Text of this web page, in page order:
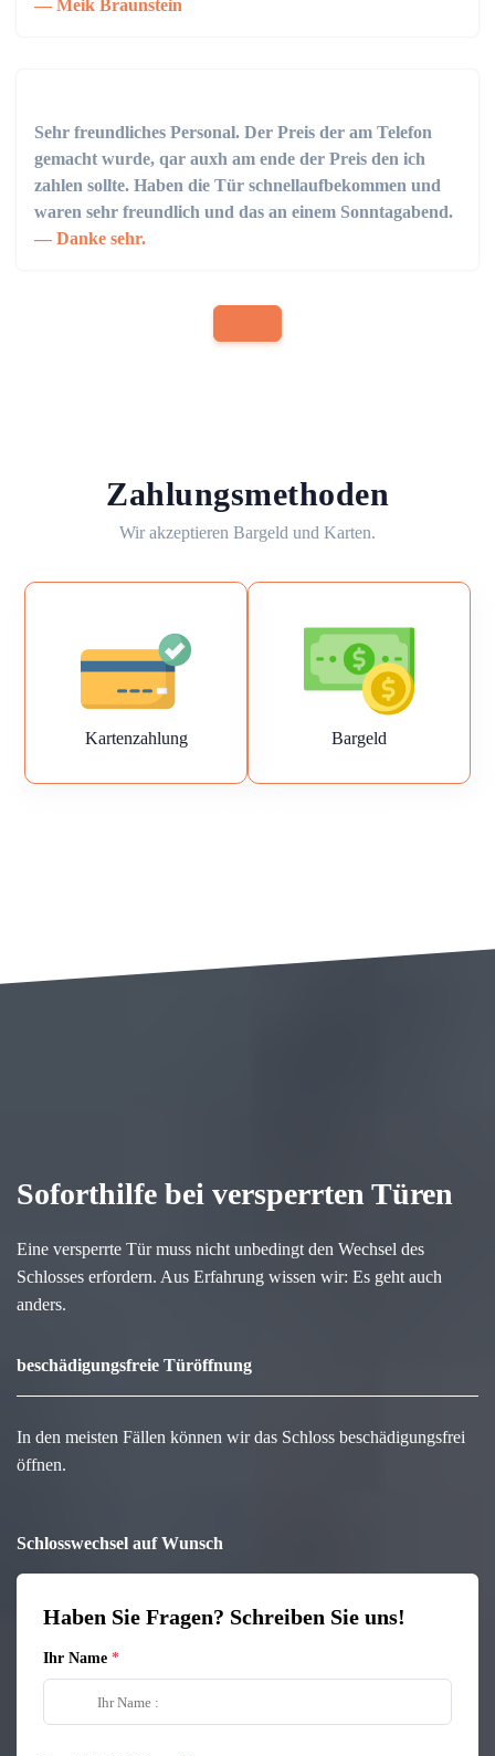
Meik Braunstein
Sehr freundliches Personal. Der Preis der am Telefon
gemacht wurde, qar auxh am ende der Preis den ich
zahlen sollte. Haben die Tür schnellaufbekommen und
waren sehr freundlich und das an einem Sonntagabend.
Danke sehr.
Zahlungsmethoden
Wir akzeptieren Bargeld und Karten.
Kartenzahlung Bargeld
Soforthilfe bei versperrten Türen
Eine versperrte Tür muss nicht unbedingt den Wechsel des
Schlosses erfordern. Aus Erfahrung wissen wir: Es geht auch
anders.
beschädigungsfreie Türöffnung
In den meisten Fällen können wir das Schloss beschädigungsfrei
öffnen.
Schlosswechsel auf Wunsch
Haben Sie Fragen? Schreiben Sie uns!
Ihr Name